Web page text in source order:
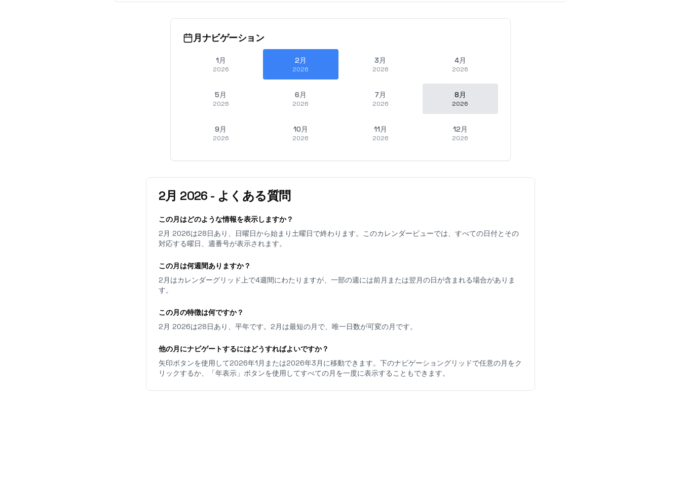
月ナビゲーション
1月
2026
2月
2026
3月
2026
4月
2026
5月
2026
6月
2026
7月
2026
8月
2026
9月
2026
10月
2026
11月
2026
12月
2026
2月 2026 - よくある質問
この月はどのような情報を表示しますか？
2月 2026は28日あり、日曜日から始まり土曜日で終わります。このカレンダービューでは、すべての日付とその
対応する曜日、週番号が表示されます。
この月は何週間ありますか？
2月はカレンダーグリッド上で4週間にわたりますが、一部の週には前月または翌月の日が含まれる場合がありま
す。
この月の特徴は何ですか？
2月 2026は28日あり、平年です。2月は最短の月で、唯一日数が可変の月です。
他の月にナビゲートするにはどうすればよいですか？
矢印ボタンを使用して2026年1月または2026年3月に移動できます。下のナビゲーショングリッドで任意の月をク
リックするか、「年表示」ボタンを使用してすべての月を一度に表示することもできます。